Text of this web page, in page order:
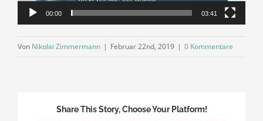
00:00 03:41
Von Nikolai Zimmermann | Februar 22nd, 2019 | 0 Kommentare
Share This Story, Choose Your Platform!